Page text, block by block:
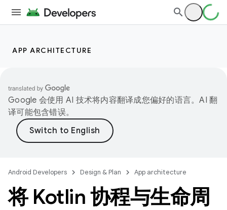
APP ARCHITECTURE
Google 会使用 AI 技术将内容翻译成您偏好的语言。AI 翻
译可能包含错误。
Android Developers Design & Plan App architecture
将 Kotlin 协程与生命周